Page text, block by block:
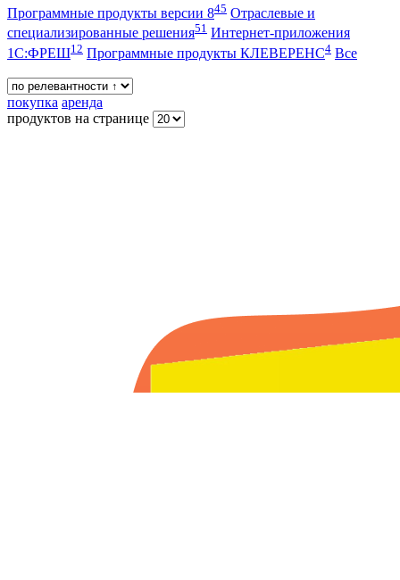
Программные продукты версии 845 Отраслевые и
специализированные решения51 Интернет-приложения
1С:ФРЕШ12 Программные продукты КЛЕВЕРЕНС4 Все
покупка аренда
продуктов на странице